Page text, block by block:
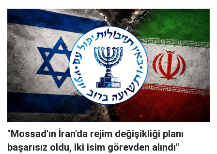
"Mossad'ın İran'da rejim değişikliği planı
başarısız oldu, iki isim görevden alındı"